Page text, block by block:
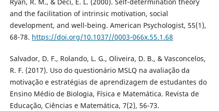
Ryan, R. M., & Deci, E. L. (2000). Self-determination theory
and the facilitation of intrinsic motivation, social
development, and well-being. American Psychologist, 55(1),
68-78. https://doi.org/10.1037//0003-066x.55.1.68
Salvador, D. F., Rolando, L. G., Oliveira, D. B., & Vasconcelos,
R. F. (2017). Uso do questionário MSLQ na avaliação da
motivação e estratégias de aprendizagem de estudantes do
Ensino Médio de Biologia, Física e Matemática. Revista de
Educação, Ciências e Matemática, 7(2), 56-73.